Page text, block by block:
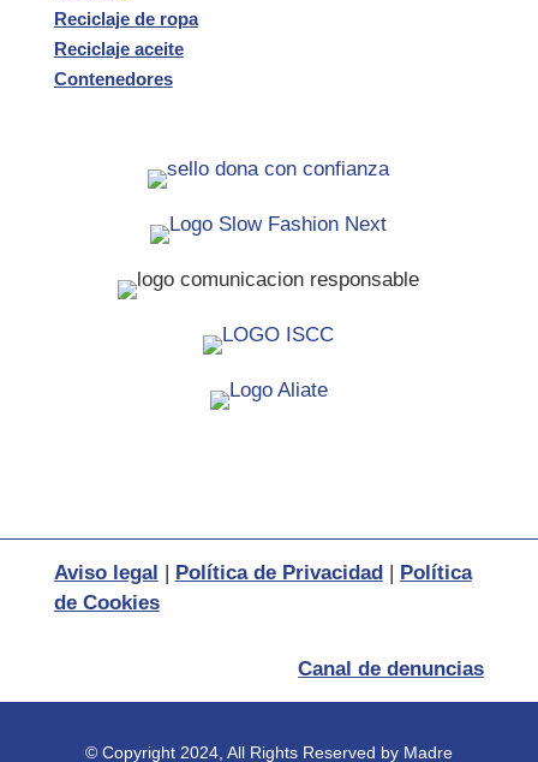
Reciclaje de ropa
Reciclaje aceite
Contenedores
Aviso legal | Política de Privacidad | Política
de Cookies
Canal de denuncias
© Copyright 2024, All Rights Reserved by Madre